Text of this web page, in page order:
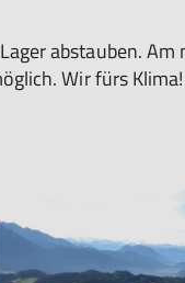
abstauben.
Wir fürs Klima!